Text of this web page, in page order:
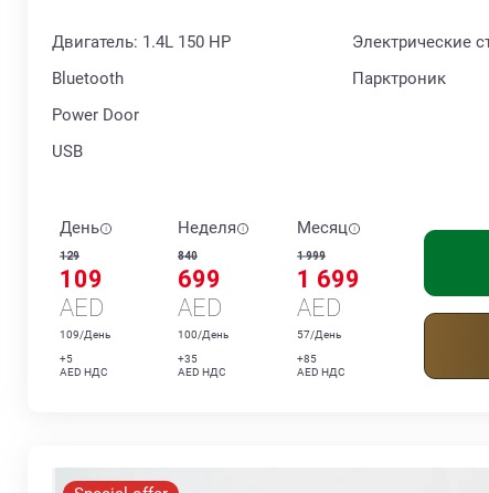
Двигатель: 1.4L 150 HP
Bluetooth
Power Door
USB
Электрические
Парктроник
День
129
109
AED
109/День
+5
AED НДС
Неделя
840
699
AED
100/День
+35
AED НДС
Месяц
1 999
1 699
AED
57/День
+85
AED НДС